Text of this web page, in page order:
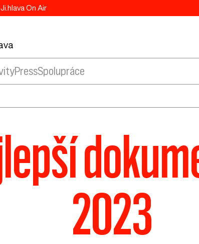
Ji.hlava On Air
PressSpolupráce
2023